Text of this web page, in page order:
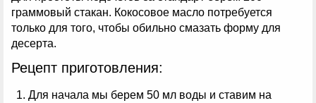
граммовый стакан. Кокосовое масло потребуется
только для того, чтобы обильно смазать форму для
десерта.
Рецепт приготовления:
Для начала мы берем 50 мл воды и ставим на